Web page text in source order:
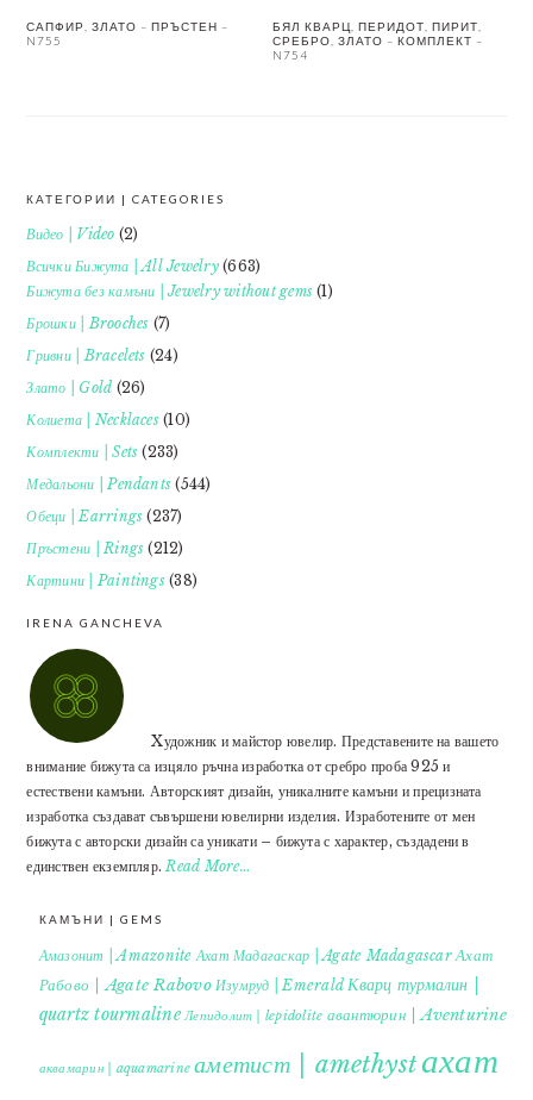
САПФИР, ЗЛАТО – ПРЪСТЕН –
N755
БЯЛ КВАРЦ, ПЕРИДОТ, ПИРИТ,
СРЕБРО, ЗЛАТО – КОМПЛЕКТ –
N754
FOOTER
КАТЕГОРИИ | CATEGORIES
Видео | Video (2)
Всички Бижута | All Jewelry(663)
Бижута без камъни | Jewelry without gems (1)
Брошки | Brooches (7)
Гривни | Bracelets (24)
Злато | Gold (26)
Колиета | Necklaces(10)
Комплекти | Sets (233)
Медальони | Pendants (544)
Обеци | Earrings (237)
Пръстени | Rings (212)
Картини | Paintings(38)
IRENA GANCHEVA
Xудожник и майстор ювелир. Представените на вашето
внимание бижута са изцяло ръчна изработка от сребро проба 925 и
естествени камъни. Авторският дизайн, уникалните камъни и прецизната
изработка създават съвършени ювелирни изделия. Изработените от мен
бижута с авторски дизайн са уникати – бижута с характер, създадени в
единствен екземпляр. Read More…
КАМЪНИ | GEMS
Амазонит | Amazonite Ахат Мадагаскар | Agate Madagascar Ахат
Рабово | Agate Rabovo Изумруд | Emerald Кварц турмалин |
quartz tourmaline Лепидолит | lepidolite авантюрин | Aventurine
аквамарин | aquamarine аметист | amethystахат